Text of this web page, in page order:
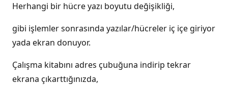
Herhangi bir hücre yazı boyutu değişikliği,
gibi işlemler sonrasında yazılar/hücreler iç içe giriyor
yada ekran donuyor.
Çalışma kitabını adres çubuğuna indirip tekrar
ekrana çıkarttığınızda,